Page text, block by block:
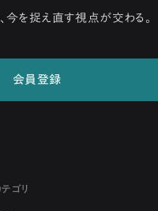
今を捉え直す視点が交わる。
会員登録
テゴリ